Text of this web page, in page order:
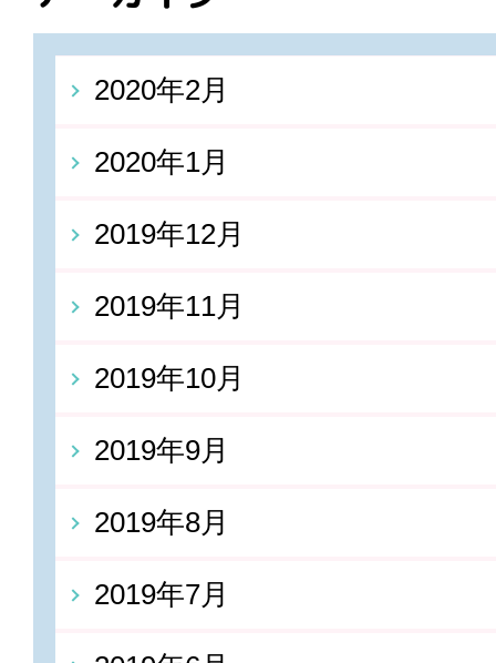
2020年2月
2020年1月
2019年12月
2019年11月
2019年10月
2019年9月
2019年8月
2019年7月